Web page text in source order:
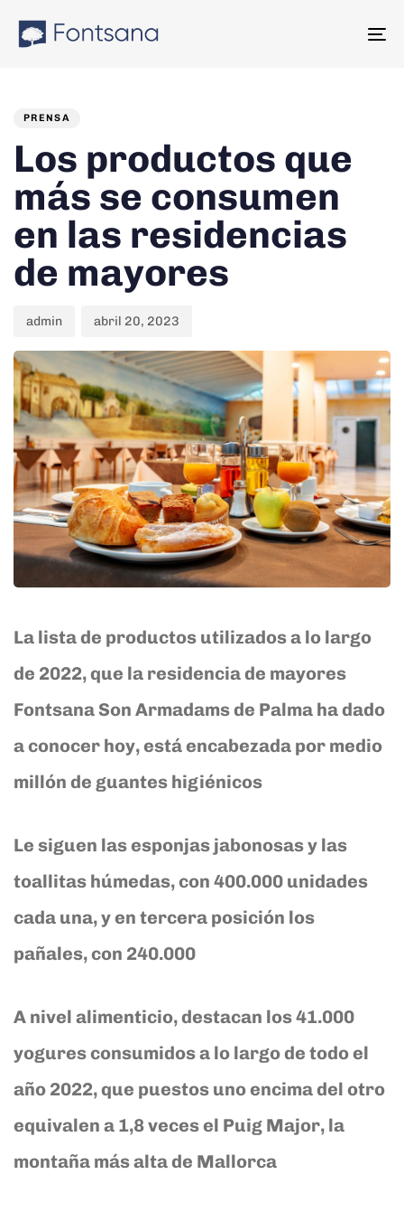
links
PRENSA
Los productos que
más se consumen
en las residencias
de mayores
admin abril 20, 2023
La lista de productos utilizados a lo largo
de 2022, que la residencia de mayores
Fontsana Son Armadams de Palma ha dado
a conocer hoy, está encabezada por medio
millón de guantes higiénicos
Le siguen las esponjas jabonosas y las
toallitas húmedas, con 400.000 unidades
cada una, y en tercera posición los
pañales, con 240.000
A nivel alimenticio, destacan los 41.000
yogures consumidos a lo largo de todo el
año 2022, que puestos uno encima del otro
equivalen a 1,8 veces el Puig Major, la
montaña más alta de Mallorca